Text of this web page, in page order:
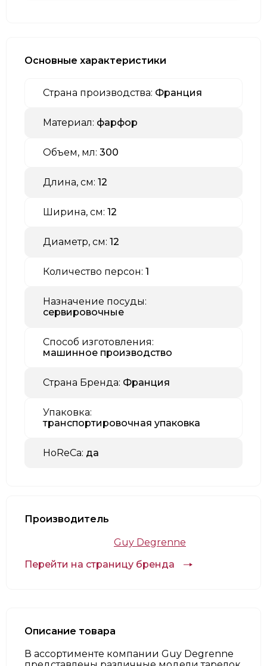
Основные характеристики
Страна производства: Франция
Материал: фарфор
Объем, мл: 300
Длина, см: 12
Ширина, см: 12
Диаметр, см: 12
Количество персон: 1
Назначение посуды:
сервировочные
Способ изготовления:
машинное производство
Страна Бренда: Франция
Упаковка:
транспортировочная упаковка
HoReCa: да
Производитель
Guy Degrenne
Перейти на страницу бренда
Описание товара
В ассортименте компании Guy Degrenne